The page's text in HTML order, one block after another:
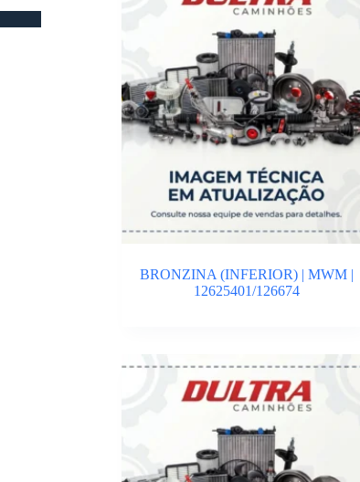
BRONZINA (INFERIOR) | MWM |
12625401/126674